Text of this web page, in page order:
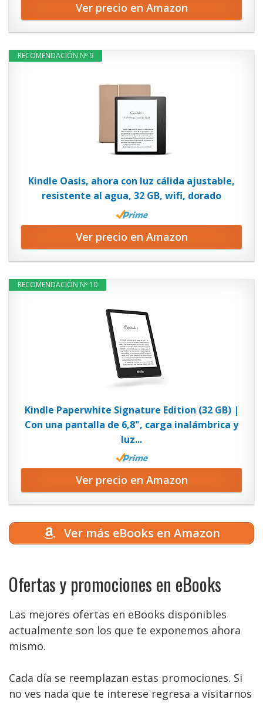
Ver precio en Amazon
RECOMENDACIÓN Nº 9
Kindle Oasis, ahora con luz cálida ajustable,
resistente al agua, 32 GB, wifi, dorado
Ver precio en Amazon
RECOMENDACIÓN Nº 10
Kindle Paperwhite Signature Edition (32 GB) |
Con una pantalla de 6,8", carga inalámbrica y
luz...
Ver precio en Amazon
Ver más eBooks en Amazon
Ofertas y promociones en eBooks
Las mejores ofertas en eBooks disponibles
actualmente son los que te exponemos ahora
mismo.
Cada día se reemplazan estas promociones. Si
no ves nada que te interese regresa a visitarnos